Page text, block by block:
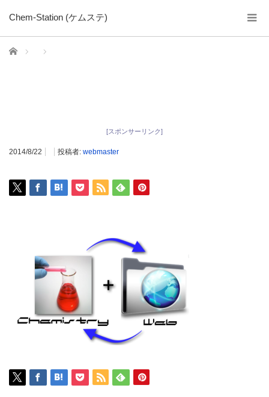
Chem-Station (ケムステ)
ホーム
[スポンサーリンク]
2014/8/22 投稿者: webmaster